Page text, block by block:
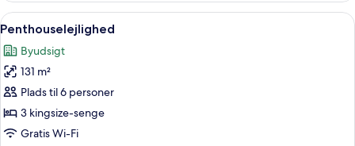
soveværelser
Indlæs
alle
billeder
af
Penthouselejlighed
En moderne stue med et stort
10
Penthouselejlighed
Byudsigt
131 m²
Plads til 6 personer
3 kingsize-senge
Gratis Wi-Fi